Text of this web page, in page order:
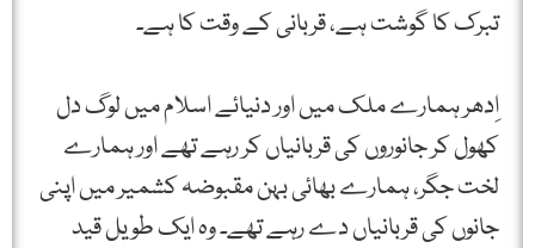
تبرک کا گوشت ہے، قربانی کے وقت کا ہے۔
اِدھر ہمارے ملک میں اور دنیائے اسلام میں لوگ دل
کھول کر جانوروں کی قربانیاں کر رہے تھے اور ہمارے
لخت جگر، ہمارے بھائی بہن مقبوضہ کشمیر میں اپنی
جانوں کی قربانیاں دے رہے تھے۔ وہ ایک طویل قید